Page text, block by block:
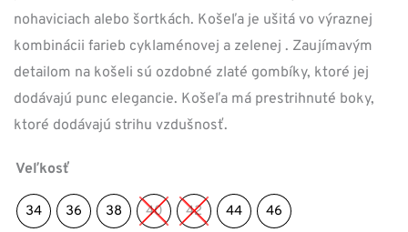
nohaviciach alebo šortkách. Košeľa je ušitá vo výraznej
kombinácii farieb cyklaménovej a zelenej . Zaujímavým
detailom na košeli sú ozdobné zlaté gombíky, ktoré jej
dodávajú punc elegancie. Košeľa má prestrihnuté boky,
ktoré dodávajú strihu vzdušnosť.
Veľkosť
34 36 38 40 42 44 46